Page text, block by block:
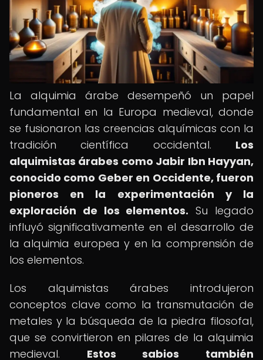
La alquimia árabe desempeñó un papel
fundamental en la Europa medieval, donde
se fusionaron las creencias alquímicas con la
tradición científica occidental. Los
alquimistas árabes como Jabir Ibn Hayyan,
conocido como Geber en Occidente, fueron
pioneros en la experimentación y la
exploración de los elementos. Su legado
influyó significativamente en el desarrollo de
la alquimia europea y en la comprensión de
los elementos.
Los alquimistas árabes introdujeron
conceptos clave como la transmutación de
metales y la búsqueda de la piedra filosofal,
que se convirtieron en pilares de la alquimia
medieval. Estos sabios también